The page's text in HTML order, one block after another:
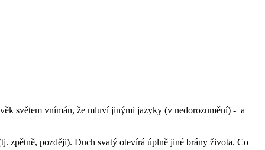
světem vnímán, že mluví jinými jazyky (v nedorozumění) - a
zpětně, později). Duch svatý otevírá úplně jiné brány života. Co